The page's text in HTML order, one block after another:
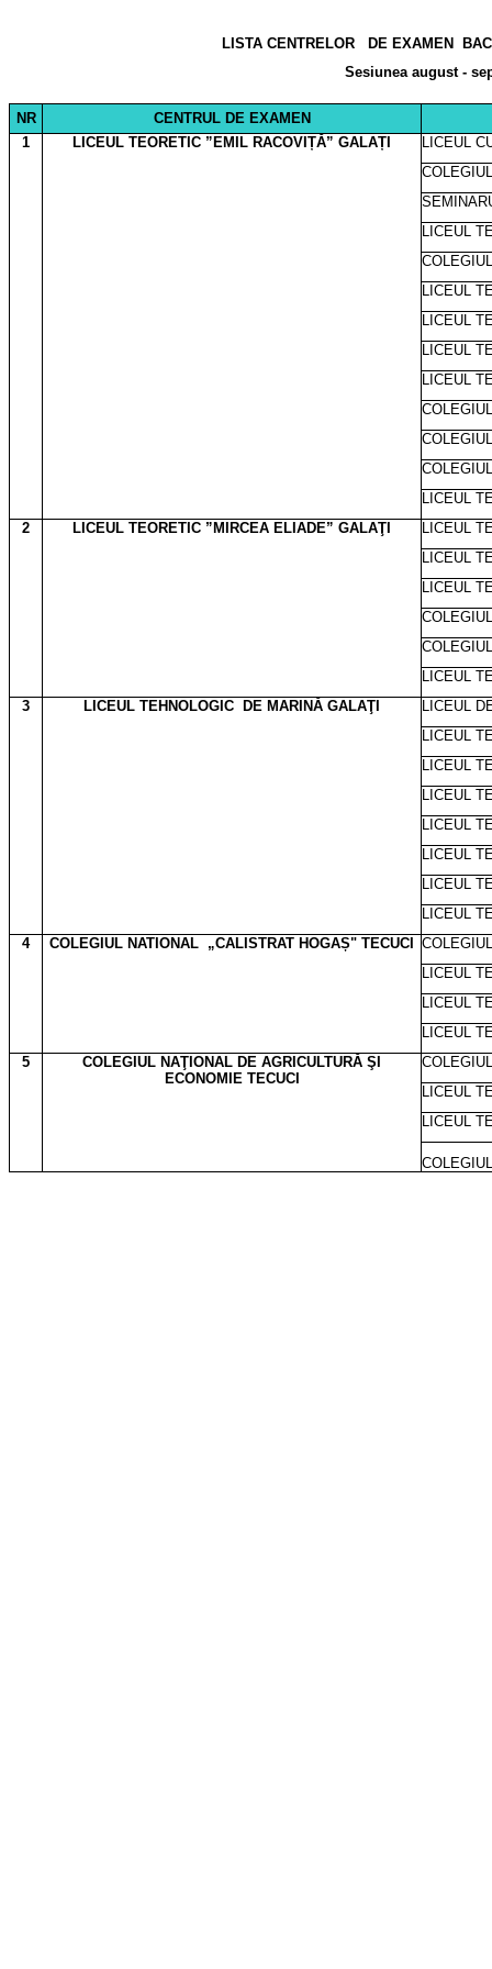
LISTA CENTRELOR DE EXAMEN
Sesiunea august -
NR
CENTRUL DE EXAMEN
1
LICEUL TEORETIC ”EMIL RACOVIȚĂ” GALAȚI
LICEUL
LICEUL
LICEUL
LICEUL
LICEUL
LICEUL
LICEUL
2
LICEUL TEORETIC ”MIRCEA ELIADE” GALAŢI
LICEUL
LICEUL
LICEUL
LICEUL
3
LICEUL TEHNOLOGIC DE MARINĂ GALAŢI
LICEUL
LICEUL
LICEUL
LICEUL
LICEUL
LICEUL
LICEUL
LICEUL
4
COLEGIUL NATIONAL „CALISTRAT HOGAȘ" TECUCI
LICEUL
LICEUL
LICEUL
5
COLEGIUL NAŢIONAL DE AGRICULTURĂ ŞI
ECONOMIE TECUCI
LICEUL
LICEUL